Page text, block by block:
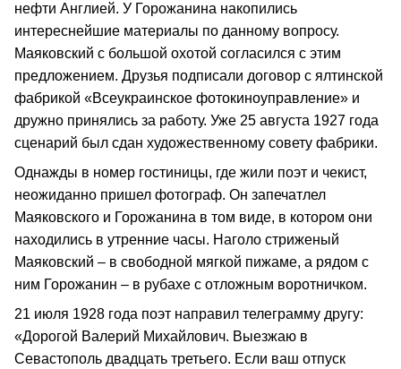
нефти Англией. У Горожанина накопились
интереснейшие материалы по данному вопросу.
Маяковский с большой охотой согласился с этим
предложением. Друзья подписали договор с ялтинской
фабрикой «Всеукраинское фотокиноуправление» и
дружно принялись за работу. Уже 25 августа 1927 года
сценарий был сдан художественному совету фабрики.
Однажды в номер гостиницы, где жили поэт и чекист,
неожиданно пришел фотограф. Он запечатлел
Маяковского и Горожанина в том виде, в котором они
находились в утренние часы. Наголо стриженый
Маяковский – в свободной мягкой пижаме, а рядом с
ним Горожанин – в рубахе с отложным воротничком.
21 июля 1928 года поэт направил телеграмму другу:
«Дорогой Валерий Михайлович. Выезжаю в
Севастополь двадцать третьего. Если ваш отпуск